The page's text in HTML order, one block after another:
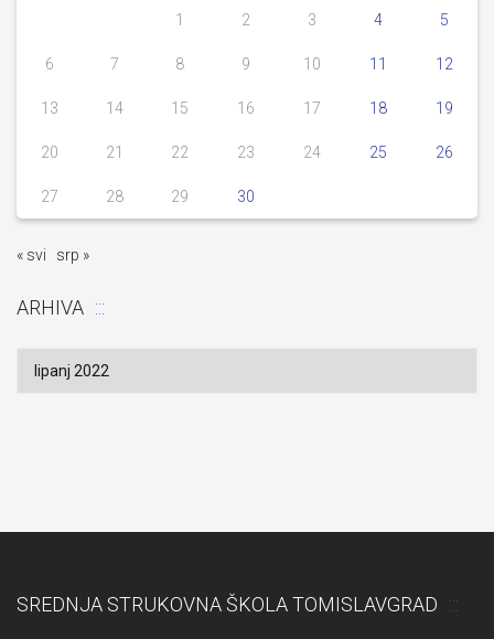
1 2 3 4 5
6 7 8 9 10 11 12
13 14 15 16 17 18 19
20 21 22 23 24 25 26
27 28 29 30
« svi srp »
ARHIVA
SREDNJA STRUKOVNA ŠKOLA TOMISLAVGRAD